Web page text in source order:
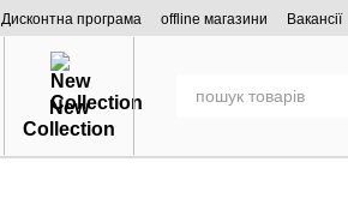
Дисконтна програма offline магазини
Вакансії
New
Collection